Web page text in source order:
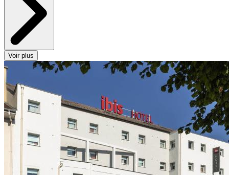
Voir plus